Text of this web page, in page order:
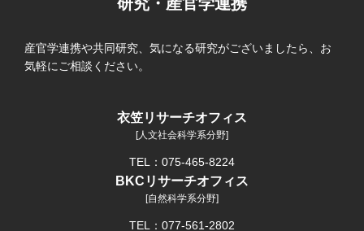
産官学連携や共同研究、気になる研究がございましたら、お
気軽にご相談ください。
衣笠リサーチオフィス
[人文社会科学系分野]
TEL：075-465-8224
BKCリサーチオフィス
[自然科学系分野]
TEL：077-561-2802